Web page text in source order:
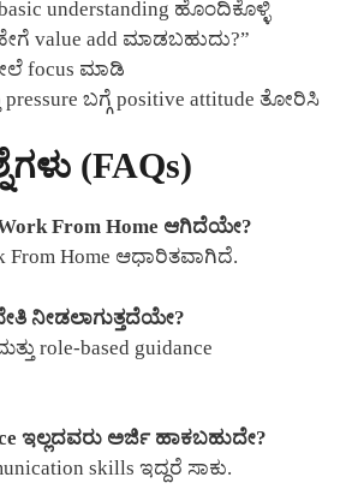
understanding ಹೊಂದಿಕೊಳ್ಳಿ
value add ಮಾಡಬಹುದು?”
focus ಮಾಡಿ
pressure ಬಗ್ಗೆ positive attitude ತೋರಿಸಿ
(FAQs)
From Home ಆಗಿದೆಯೇ?
Home ಆಧಾರಿತವಾಗಿದೆ.
ನೀಡಲಾಗುತ್ತದೆಯೇ?
role-based guidance
ಇಲ್ಲದವರು ಅರ್ಜಿ ಹಾಕಬಹುದೇ?
skills ಇದ್ದರೆ ಸಾಕು.